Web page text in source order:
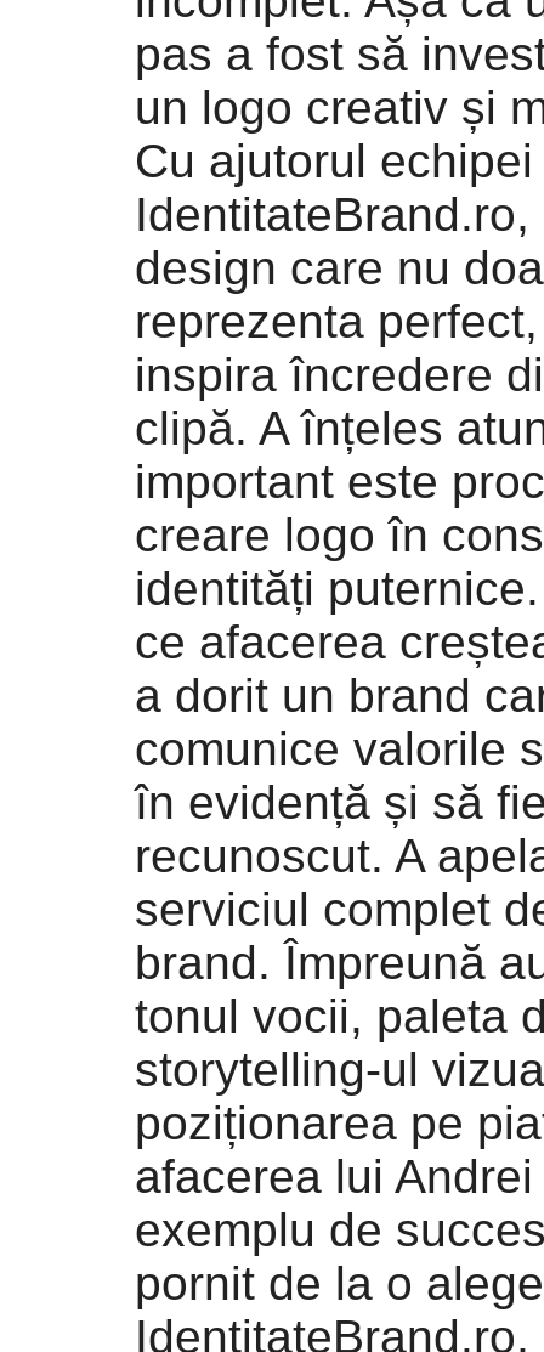
pas a fost să
un logo creativ și
Cu ajutorul
design care nu
reprezenta
inspira încredere
clipă. A înțeles
important este
creare logo în
identități
ce afacerea
a dorit un brand
comunice valorile
în evidență și să
recunoscut. A
serviciul complet
brand. Împreună
tonul vocii, paleta
storytelling-ul
poziționarea pe
afacerea lui
exemplu de
pornit de la o